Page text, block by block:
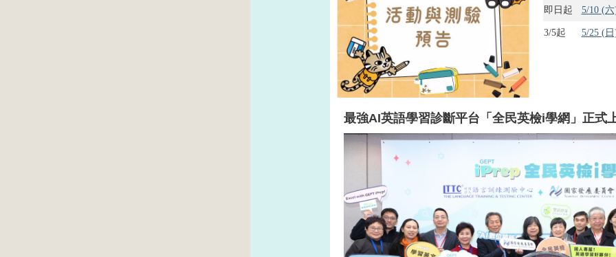
即日起 5/10 (
3/5起 5/25 (
最強AI英語學習診斷平台「全民英檢i學網」正式